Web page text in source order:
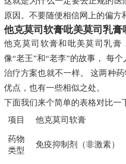
原因。不要随便相信网上的偏方
他克莫司软膏吡美莫司乳
他克莫司软膏和吡美莫司乳膏
像“老王”和“老李”的故事， 每
治疗方案也就不一样。 这两种
优点，也有一些相似之处。
下面我们来个简单的表格对比一
项目
他克莫司软膏
药物
类型
免疫抑制剂（非激素）